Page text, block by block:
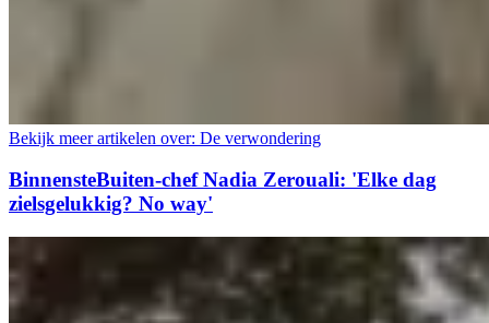
Bekijk meer artikelen over: De verwondering
BinnensteBuiten-chef Nadia Zerouali: 'Elke dag
zielsgelukkig? No way'